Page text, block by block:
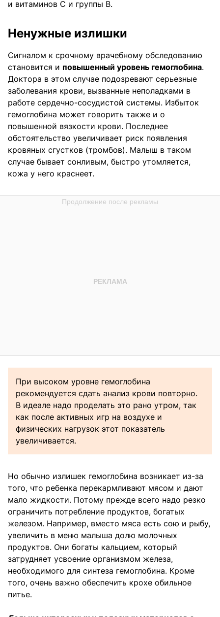
и витаминов С и группы В.
Ненужные излишки
Сигналом к срочному врачебному обследованию
становится и повышенный уровень гемоглобина.
Доктора в этом случае подозревают серьезные
заболевания крови, вызванные неполадками в
работе сердечно-сосудистой системы. Избыток
гемоглобина может говорить также и о
повышенной вязкости крови. Последнее
обстоятельство увеличивает риск появления
кровяных сгустков (тромбов). Малыш в таком
случае бывает сонливым, быстро утомляется,
кожа у него краснеет.
При высоком уровне гемоглобина
рекомендуется сдать анализ крови повторно.
В идеале надо проделать это рано утром, так
как после активных игр на воздухе и
физических нагрузок этот показатель
увеличивается.
Но обычно излишек гемоглобина возникает из-за
того, что ребенка перекармливают мясом и дают
мало жидкости. Потому прежде всего надо резко
ограничить потребление продуктов, богатых
железом. Например, вместо мяса есть сою и рыбу,
увеличить в меню малыша долю молочных
продуктов. Они богаты кальцием, который
затрудняет усвоение организмом железа,
необходимого для синтеза гемоглобина. Кроме
того, очень важно обеспечить крохе обильное
питье.